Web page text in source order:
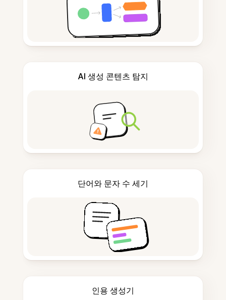
AI 생성 콘텐츠 탐지
단어와 문자 수 세기
인용 생성기